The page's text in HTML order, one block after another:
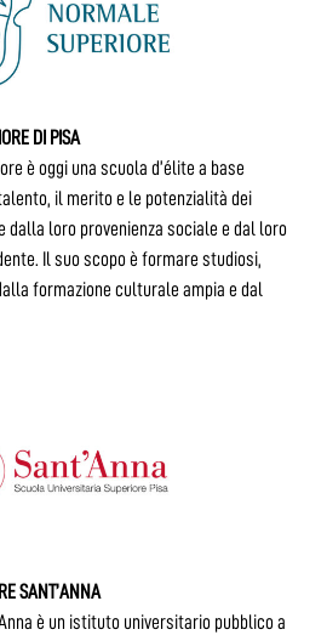
DI PISA
è oggi una scuola d’élite a base
il merito e le potenzialità dei
dalla loro provenienza sociale e dal loro
Il suo scopo è formare studiosi,
formazione culturale ampia e dal
SANT’ANNA
è un istituto universitario pubblico a